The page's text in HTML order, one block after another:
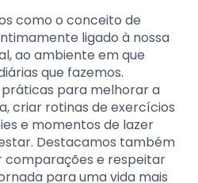
como o conceito de
ligado à nossa
ao ambiente em que
que fazemos.
para melhorar a
criar rotinas de exercícios
e momentos de lazer
Destacamos também
e respeitar
para uma vida mais